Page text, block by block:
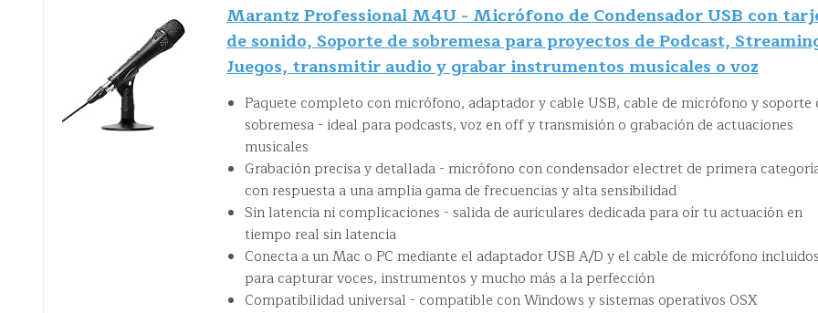
Marantz Professional M4U - Micrófono de Condensador USB con
de sonido, Soporte de sobremesa para proyectos de Podcast,
Juegos, transmitir audio y grabar instrumentos musicales o voz
Paquete completo con micrófono, adaptador y cable USB, cable de micrófono y soporte
sobremesa - ideal para podcasts, voz en off y transmisión o grabación de actuaciones
musicales
Grabación precisa y detallada - micrófono con condensador electret de primera
con respuesta a una amplia gama de frecuencias y alta sensibilidad
Sin latencia ni complicaciones - salida de auriculares dedicada para oír tu actuación en
tiempo real sin latencia
Conecta a un Mac o PC mediante el adaptador USB A/D y el cable de micrófono incluidos
para capturar voces, instrumentos y mucho más a la perfección
Compatibilidad universal - compatible con Windows y sistemas operativos OSX